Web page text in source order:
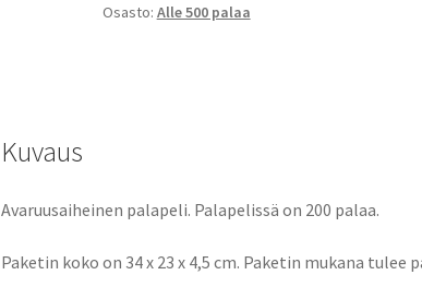
Osasto: Alle 500 palaa
Kuvaus
Avaruusaiheinen palapeli. Palapelissä on 200 palaa.
Paketin koko on 34 x 23 x 4,5 cm. Paketin mukana tulee